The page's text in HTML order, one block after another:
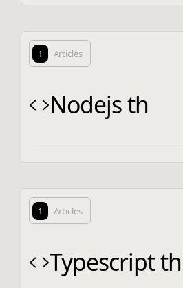
1 Articles
Nodejs th
1 Articles
Typescript th